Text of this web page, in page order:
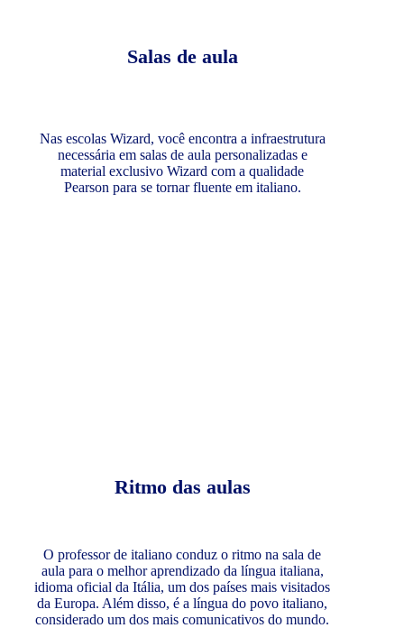
Salas de aula
Nas escolas Wizard, você encontra a infraestrutura
necessária em salas de aula personalizadas e
material exclusivo Wizard com a qualidade
Pearson para se tornar fluente em italiano.
Ritmo das aulas
O professor de italiano conduz o ritmo na sala de
aula para o melhor aprendizado da língua italiana,
idioma oficial da Itália, um dos países mais visitados
da Europa. Além disso, é a língua do povo italiano,
considerado um dos mais comunicativos do mundo.